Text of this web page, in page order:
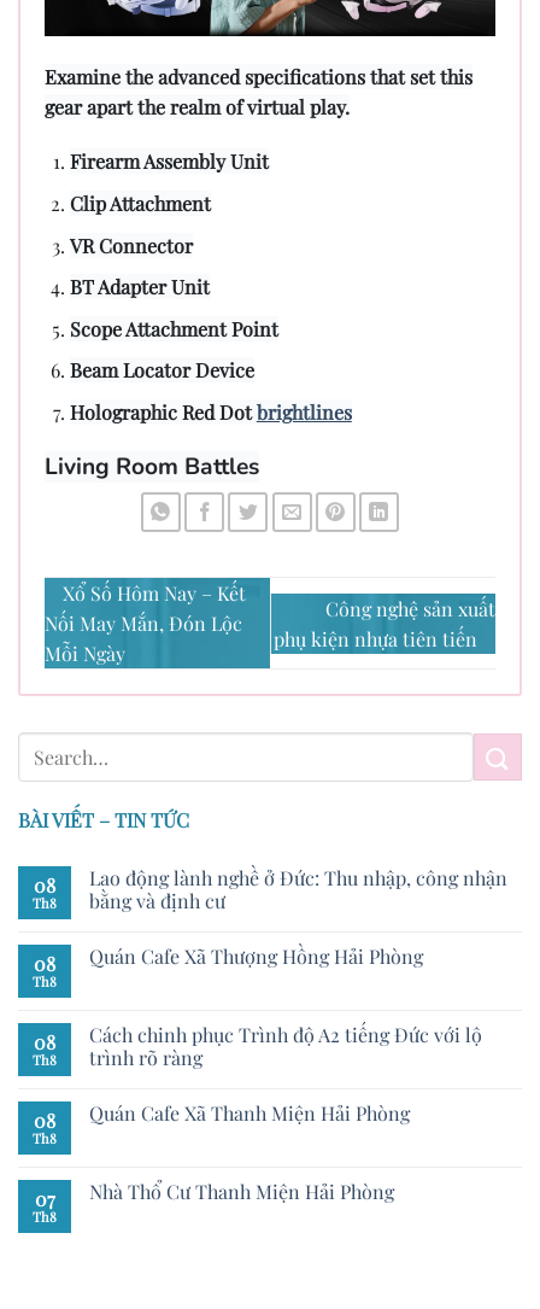
Examine the advanced specifications that set this
gear apart the realm of virtual play.
Firearm Assembly Unit
Clip Attachment
VR Connector
BT Adapter Unit
Scope Attachment Point
Beam Locator Device
Holographic Red Dotbrightlines
Living Room Battles
Xổ Số Hôm Nay – Kết
Nối May Mắn, Đón Lộc
Mỗi Ngày
Công nghệ sản xuất
phụ kiện nhựa tiên tiến
BÀI VIẾT – TIN TỨC
08
Th8
Lao động lành nghề ở Đức: Thu nhập, công nhận
bằng và định cư
08
Th8
Quán Cafe Xã Thượng Hồng Hải Phòng
08
Th8
Cách chinh phục Trình độ A2 tiếng Đức với lộ
trình rõ ràng
08
Th8
Quán Cafe Xã Thanh Miện Hải Phòng
07
Th8
Nhà Thổ Cư Thanh Miện Hải Phòng